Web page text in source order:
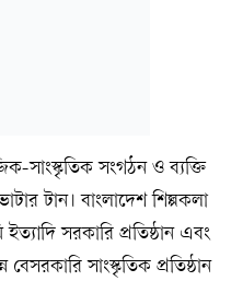
সাংস্কৃতিক সংগঠন ও ব্যক্তি
টান। বাংলাদেশ শিল্পকলা
সরকারি প্রতিষ্ঠান এবং
সাংস্কৃতিক প্রতিষ্ঠান